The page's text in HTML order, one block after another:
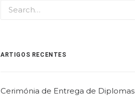
ARTIGOS RECENTES
Cerimónia de Entrega de Diplomas